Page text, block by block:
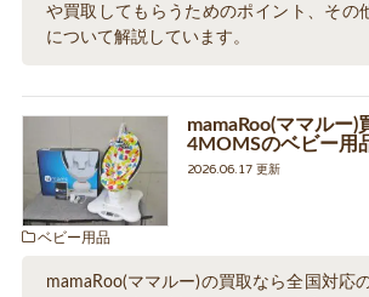
や買取してもらうためのポイント、その
について解説しています。
mamaRoo(ママルー)
4MOMSのベビー用
2026.06.17 更新
ベビー用品
mamaRoo(ママルー)の買取なら全国対応